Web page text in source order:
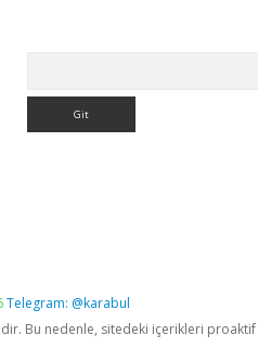
Telegram: @karabul
Bu nedenle, sitedeki içerikleri